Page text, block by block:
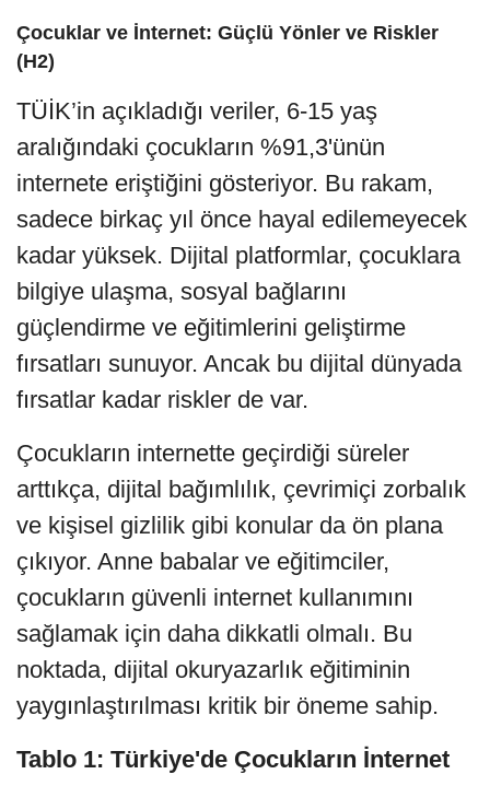
Çocuklar ve İnternet: Güçlü Yönler ve Riskler
(H2)
TÜİK’in açıkladığı veriler, 6-15 yaş
aralığındaki çocukların %91,3'ünün
internete eriştiğini gösteriyor. Bu rakam,
sadece birkaç yıl önce hayal edilemeyecek
kadar yüksek. Dijital platformlar, çocuklara
bilgiye ulaşma, sosyal bağlarını
güçlendirme ve eğitimlerini geliştirme
fırsatları sunuyor. Ancak bu dijital dünyada
fırsatlar kadar riskler de var.
Çocukların internette geçirdiği süreler
arttıkça, dijital bağımlılık, çevrimiçi zorbalık
ve kişisel gizlilik gibi konular da ön plana
çıkıyor. Anne babalar ve eğitimciler,
çocukların güvenli internet kullanımını
sağlamak için daha dikkatli olmalı. Bu
noktada, dijital okuryazarlık eğitiminin
yaygınlaştırılması kritik bir öneme sahip.
Tablo 1: Türkiye'de Çocukların İnternet